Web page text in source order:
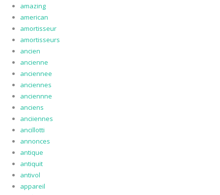
amazing
american
amortisseur
amortisseurs
ancien
ancienne
anciennee
anciennes
anciennne
anciens
anciiennes
ancillotti
annonces
antique
antiquit
antivol
appareil